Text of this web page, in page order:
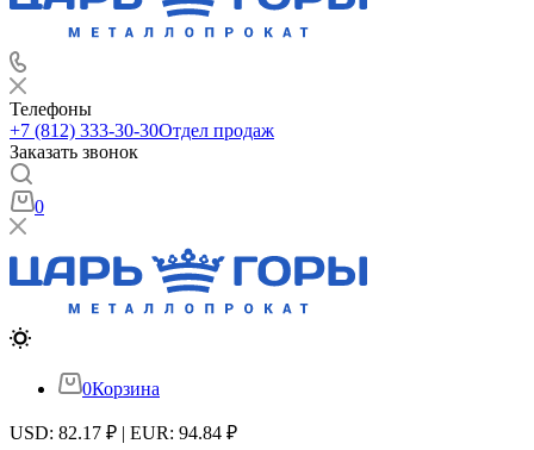
Телефоны
+7 (812) 333-30-30Отдел продаж
Заказать звонок
0
0Корзина
USD: 82.17 ₽ | EUR: 94.84 ₽